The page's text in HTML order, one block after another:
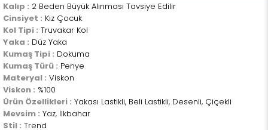
Kalıp : 2 Beden Büyük Alınması Tavsiye Edilir
Cinsiyet : Kız Çocuk
Kol Tipi : Truvakar Kol
Yaka : Düz Yaka
Kumaş Tipi : Dokuma
Kumaş Türü : Penye
Materyal : Viskon
Viskon : %100
Ürün Özellikleri : Yakası Lastikli, Beli Lastikli, Desenli, Çiçekli
Mevsim : Yaz, İlkbahar
Stil : Trend